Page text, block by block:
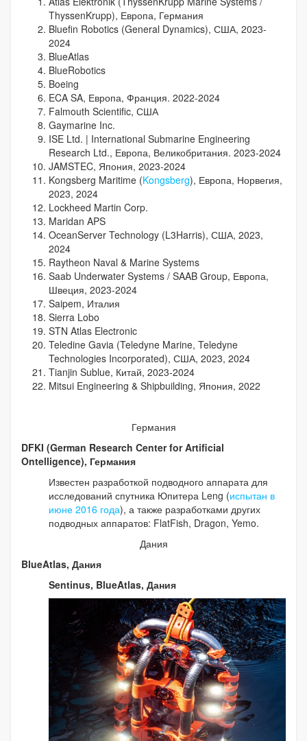
ThyssenKrupp), Европа, Германия
Bluefin Robotics (General Dynamics), США, 2023-
2024
BlueAtlas
BlueRobotics
Boeing
ECA SA, Европа, Франция. 2022-2024
Falmouth Scientific, США
Gaymarine Inc.
ISE Ltd. | International Submarine Engineering
Research Ltd., Европа, Великобритания. 2023-2024
JAMSTEC, Япония, 2023-2024
Kongsberg Maritime (Kongsberg), Европа, Норвегия,
2023, 2024
Lockheed Martin Corp.
Maridan APS
OceanServer Technology (L3Harris), США, 2023,
2024
Raytheon Naval & Marine Systems
Saab Underwater Systems / SAAB Group, Европа,
Швеция, 2023-2024
Saipem, Италия
Sierra Lobo
STN Atlas Electronic
Teledine Gavia (Teledyne Marine, Teledyne
Technologies Incorporated), США, 2023, 2024
Tianjin Sublue, Китай, 2023-2024
Mitsui Engineering & Shipbuilding, Япония, 2022
Германия
DFKI (German Research Center for Artificial
Ontelligence), Германия
Известен разработкой подводного аппарата для
исследований спутника Юпитера Leng (испытан в
июне 2016 года), а также разработками других
подводных аппаратов: FlatFish, Dragon, Yemo.
Дания
BlueAtlas, Дания
Sentinus, BlueAtlas, Дания